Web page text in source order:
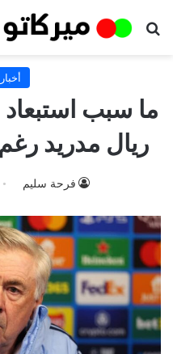
بحث عن
ما سبب
ريال مدريد رغم
فرحة سليم